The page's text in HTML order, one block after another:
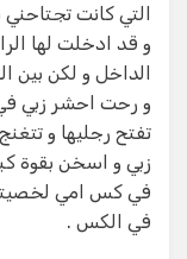
التي كانت
و قد ادخلت لها
الداخل و لكن
و رحت احشر زبي
تفتح رجليها و
زبي و اسخن بقوة
في كس امي
في الكس .